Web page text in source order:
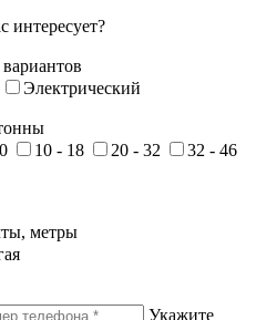
интересует?
Электрический
10 - 18 20 - 32
32 - 46
метры
Укажите